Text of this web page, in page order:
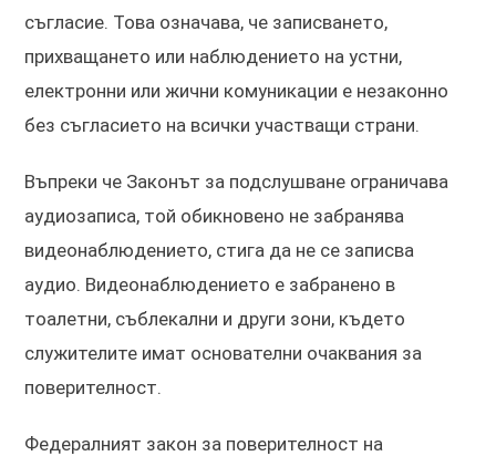
съгласие. Това означава, че записването,
прихващането или наблюдението на устни,
електронни или жични комуникации е незаконно
без съгласието на всички участващи страни.
Въпреки че Законът за подслушване ограничава
аудиозаписа, той обикновено не забранява
видеонаблюдението, стига да не се записва
аудио. Видеонаблюдението е забранено в
тоалетни, съблекални и други зони, където
служителите имат основателни очаквания за
поверителност.
Федералният закон за поверителност на